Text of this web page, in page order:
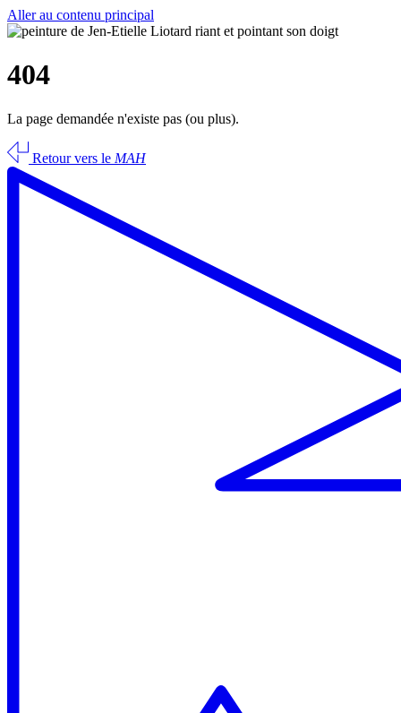
Aller au contenu principal
404
La page demandée n'existe pas (ou plus).
Retour vers le MAH